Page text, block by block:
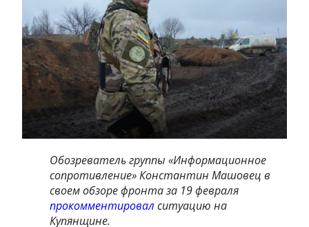
Обозреватель группы «Информационное
сопротивление» Константин Машовец в
своем обзоре фронта за 19 февраля
прокомментировал ситуацию на
Купянщине.